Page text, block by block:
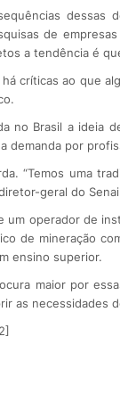
dessas
de
a tendência é
críticas ao que
no Brasil a ideia
demanda por
“Temos uma
geral do
um operador de
de mineração
ensino superior.
maior por
as necessidades